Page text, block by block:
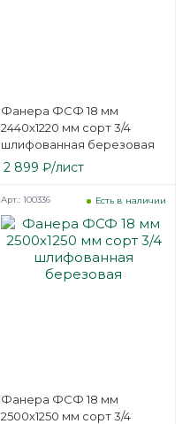
Фанера ФСФ 18 мм
2440х1220 мм сорт 3/4
шлифованная березовая
2 899 ₽/лист
Фанера ФСФ 18 мм
2500х1250 мм сорт 3/4
Есть в наличии
Арт.: 100336